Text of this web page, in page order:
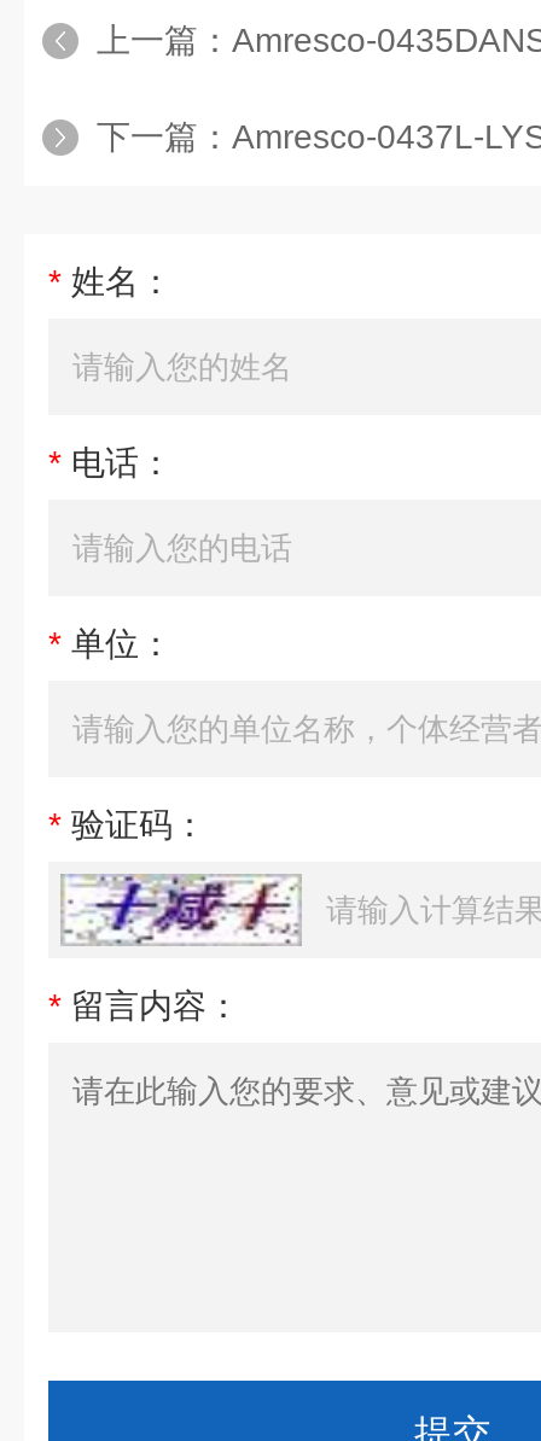
上一篇： Amresco-
下一篇： Amresco-0437L-LYSINE
* 姓名：
* 电话：
* 单位：
* 验证码：
* 留言内容：